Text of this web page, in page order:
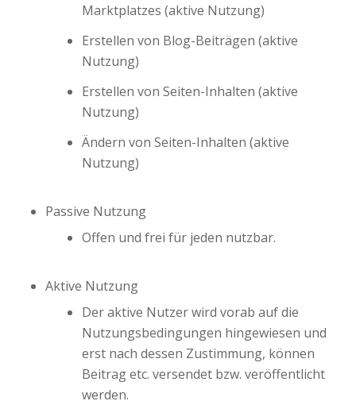
Marktplatzes (aktive Nutzung)
Erstellen von Blog-Beiträgen (aktive
Nutzung)
Erstellen von Seiten-Inhalten (aktive
Nutzung)
Ändern von Seiten-Inhalten (aktive
Nutzung)
Passive Nutzung
Offen und frei für jeden nutzbar.
Aktive Nutzung
Der aktive Nutzer wird vorab auf die
Nutzungsbedingungen hingewiesen und
erst nach dessen Zustimmung, können
Beitrag etc. versendet bzw. veröffentlicht
werden.